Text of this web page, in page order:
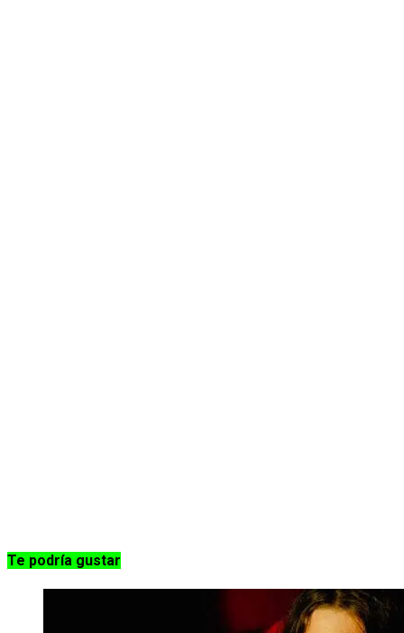
Te podría gustar